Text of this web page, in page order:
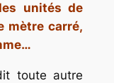
unités de
mètre carré,
toute autre